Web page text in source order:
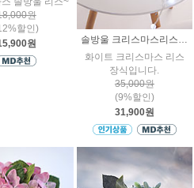
원
할인)
원
솔방울 크리스마스리스 장식 36cm 44cm
화이트 크리스마스 리스
장식입니다.
35,000원
(9%할인)
31,900원